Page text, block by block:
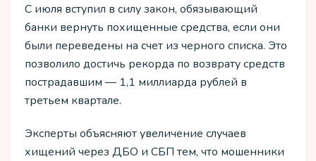
С июля вступил в силу закон, обязывающий
банки вернуть похищенные средства, если они
были переведены на счет из черного списка. Это
позволило достичь рекорда по возврату средств
пострадавшим — 1,1 миллиарда рублей в
третьем квартале.
Эксперты объясняют увеличение случаев
хищений через ДБО и СБП тем, что мошенники